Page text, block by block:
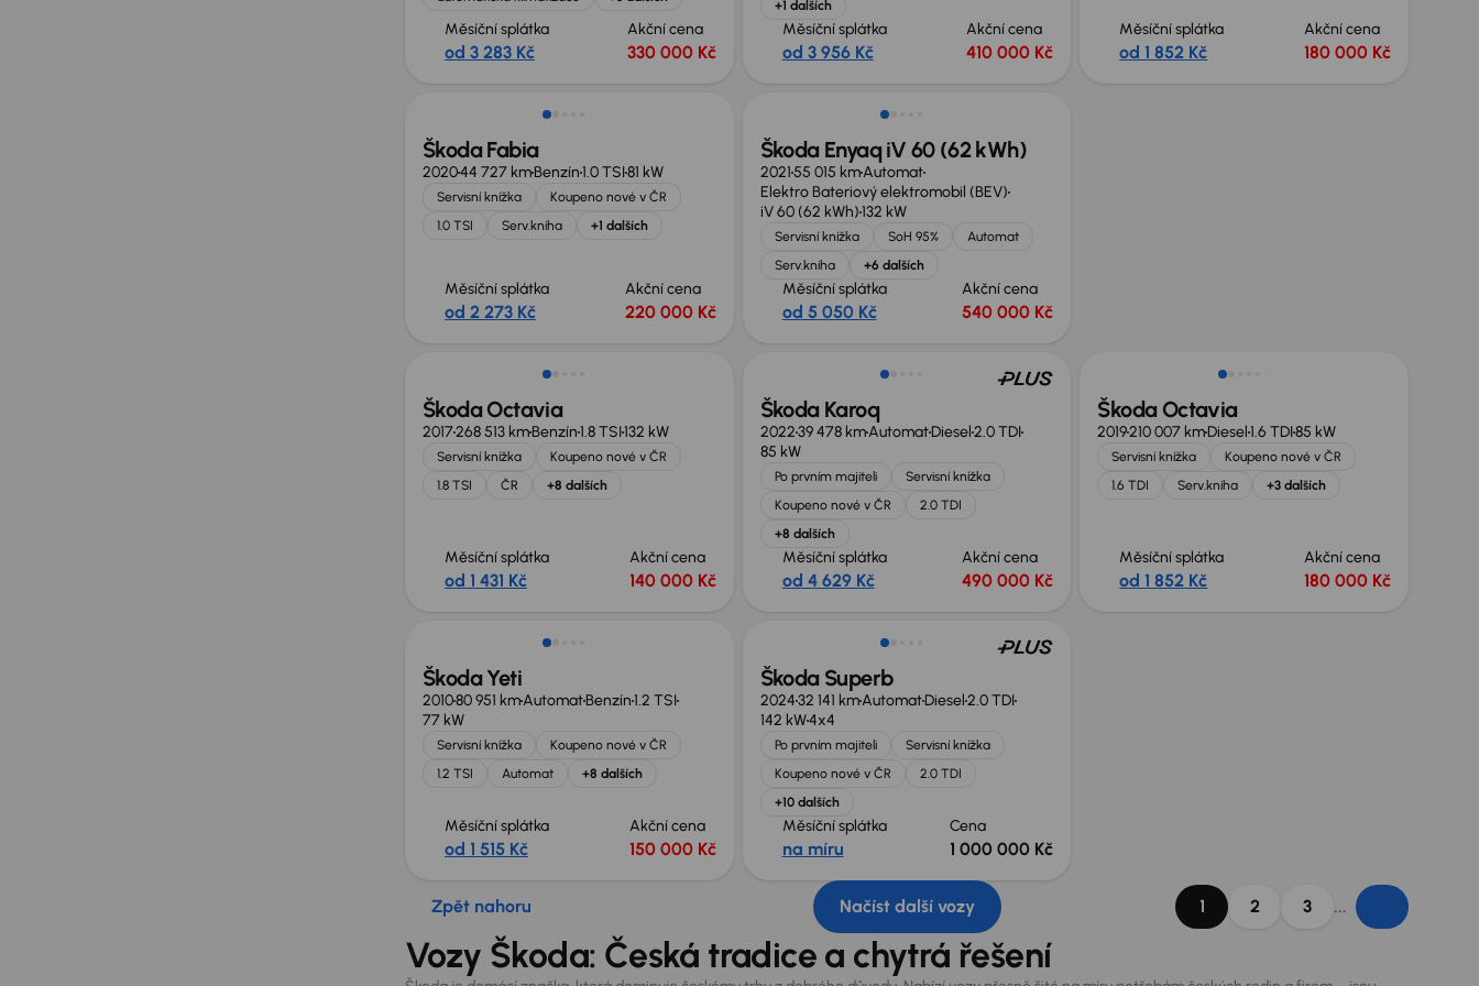
Měsíční splátka
od 3 283 Kč
Akční cena
330 000 Kč
+1 dalších
Měsíční splátka
od 3 956 Kč
Akční cena
410 000 Kč
Měsíční splátka
od 1 852 Kč
Akční cena
180 000 Kč
Škoda Fabia
202044 727 kmBenzín1.0 TSI81 kW
Servisní knížka
Koupeno nové v ČR
1.0 TSI
Serv.kniha +1 dalších
Měsíční splátka
od 2 273 Kč
Akční cena
220 000 Kč
Zlevněno o 30 000 Kč
Škoda Enyaq iV 60 (62 kWh)
202155 015 kmAutomat
Elektro Bateriový elektromobil (BEV)
iV 60 (62 kWh)132 kW
Servisní knížka SoH 95%
Automat
Serv.kniha
+6 dalších
Měsíční splátka
od 5 050 Kč
Akční cena
540 000 Kč
Zlevněno o 30 000 Kč
Škoda Octavia
2017268 513 kmBenzín1.8 TSI132 kW
Servisní knížka
Koupeno nové v ČR
1.8 TSI
ČR +8 dalších
Měsíční splátka
od 1 431 Kč
Akční cena
140 000 Kč
Zlevněno o 70 000 Kč
Škoda Karoq
202239 478 kmAutomatDiesel2.0 TDI
85 kW
Po prvním majiteli
Servisní knížka
Koupeno nové v ČR
2.0 TDI
+8 dalších
Měsíční splátka
od 4 629 Kč
Akční cena
490 000 Kč
Škoda Octavia
2019210 007 kmDiesel1.6 TDI85 kW
Servisní knížka
Koupeno nové v ČR
1.6 TDI
Serv.kniha +3 dalších
Měsíční splátka
od 1 852 Kč
Akční cena
180 000 Kč
Škoda Yeti
201080 951 kmAutomatBenzín1.2 TSI
77 kW
Servisní knížka
Koupeno nové v ČR
1.2 TSI
Automat +8 dalších
Měsíční splátka
od 1 515 Kč
Akční cena
150 000 Kč
Zlevněno o 80 000 Kč
Škoda Superb
202432 141 kmAutomatDiesel2.0 TDI
142 kW4x4
Po prvním majiteli
Servisní knížka
Koupeno nové v ČR
2.0 TDI
+10 dalších
Měsíční splátka
na míru
Cena
1 000 000 Kč
Zpět nahoru Načíst další vozy 1 2 3 ...
Vozy Škoda: Česká tradice a chytrá řešení